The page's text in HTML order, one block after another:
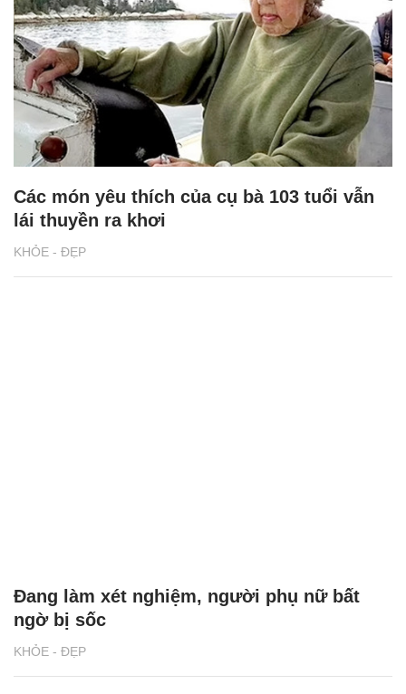
KHỎE - ĐẸP
Các món yêu thích của cụ bà 103 tuổi vẫn
lái thuyền ra khơi
KHỎE - ĐẸP
Đang làm xét nghiệm, người phụ nữ bất
ngờ bị sốc